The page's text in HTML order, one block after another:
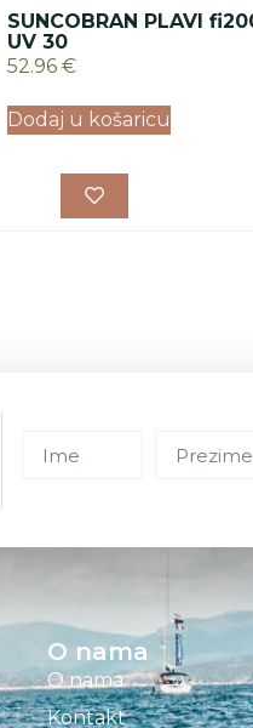
SUNCOBRAN PLAVI
UV 30
52.96 €
Dodaj u košaricu
O nama
O nama
Kontakt